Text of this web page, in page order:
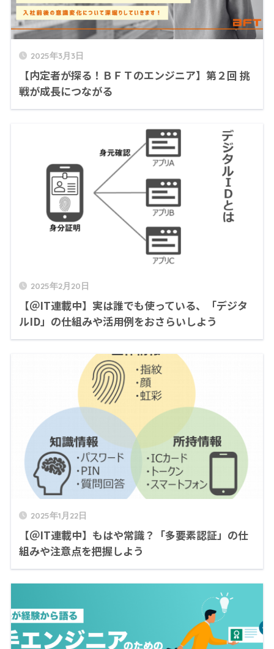
2025年3月3日
【内定者が探る！ＢＦＴのエンジニア】第２回 挑
戦が成長につながる
2025年2月20日
【＠IT連載中】実は誰でも使っている、「デジタ
ルID」の仕組みや活用例をおさらいしよう
2025年1月22日
【＠IT連載中】もはや常識？「多要素認証」の仕
組みや注意点を把握しよう